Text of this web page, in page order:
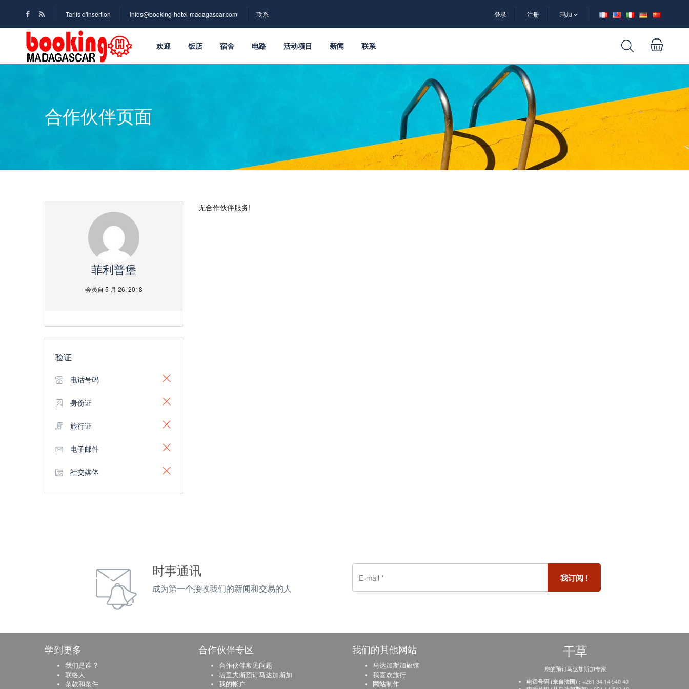
Tarifs d'insertion infos@booking-hotel-madagascar.com 联系 登录 注册 玛加
欢迎 饭店 宿舍 电路 活动项目 新闻 联系
合作伙伴页面
菲利普堡
会员自 5 月 26, 2018
验证
电话号码
身份证
旅行证
电子邮件
社交媒体
无合作伙伴服务!
时事通讯
成为第一个接收我们的新闻和交易的人
学到更多
我们是谁 ?
联络人
条款和条件
合作伙伴专区
合作伙伴常见问题
塔里夫斯预订马达加斯加
我的帐户
我们的其他网站
马达加斯加旅馆
我喜欢旅行
网站制作
干草
您的预订马达加斯加专家
电话号码 (来自法国) : +261 34 14 540 40